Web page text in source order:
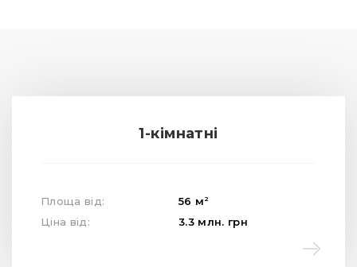
1-кімнатні
Площа від: 56 м 2
Ціна від: 3.3 млн. грн